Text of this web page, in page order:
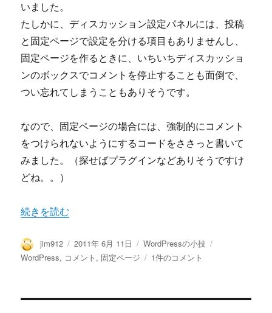
いました。
たしかに、ディスカッション設定パネルには、投稿
と固定ページで設定を分ける項目もありませんし、
固定ページを作るときに、いちいちディスカッショ
ンのボックスでコメントを停止することも面倒で、
つい忘れてしまうこともありそうです。
なので、固定ページの場合には、強制的にコメント
をつけられないようにするコードをささっと書いて
みました。（探せばプラグインなどありそうですけ
どね。。）
“WordPressの固定ページで、コメント投稿をできない
続きを読む
投
稿
jim912
投
稿
2011年 6月 11日
カ
テ
WordPressの小技
WordPress, コメント , 固定ページ
WordPress
1件のコメント